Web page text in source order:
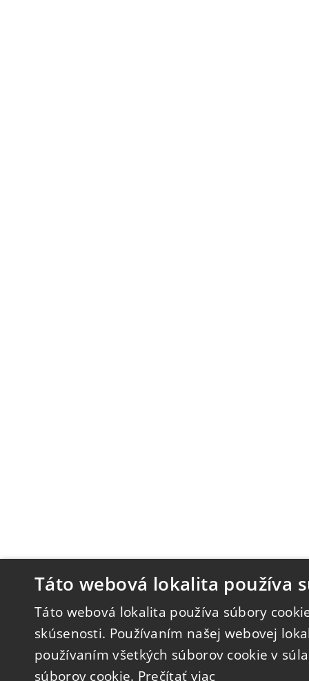
Táto webová lokalita používa
Táto webová lokalita používa súbory
skúsenosti. Používaním našej webovej
používaním všetkých súborov cookie v
súborov cookie. Prečítať viac